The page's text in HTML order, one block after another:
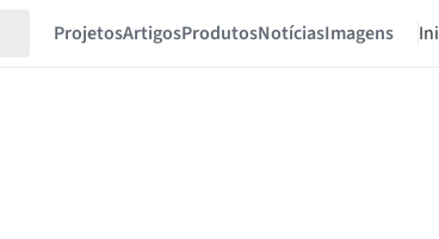
ProjetosArtigosProdutosNotíciasImagens